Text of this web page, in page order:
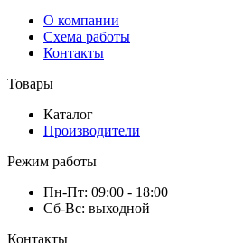
О компании
Схема работы
Каталог
Пн-Пт: 09:00 - 18:00